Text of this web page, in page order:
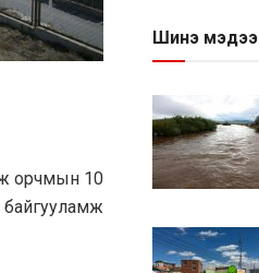
орчмын 10
байгууламж
Шинэ мэдээ